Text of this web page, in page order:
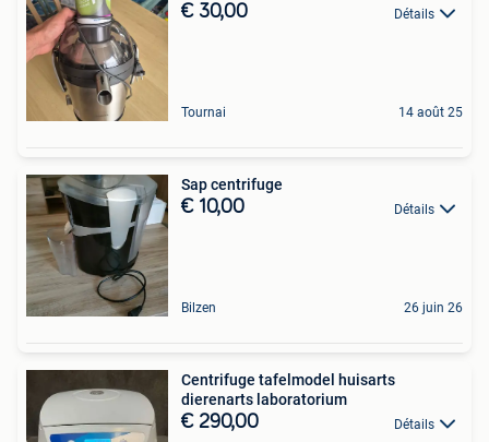
€ 30,00 Détails
Tournai 14 août 25
Sap centrifuge
€ 10,00 Détails
Bilzen 26 juin 26
Centrifuge tafelmodel huisarts
dierenarts laboratorium
€ 290,00 Détails